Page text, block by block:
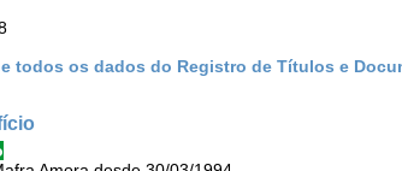
todos os dados do Registro de Títulos e